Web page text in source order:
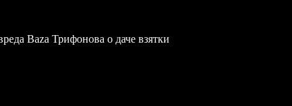
Baza Трифонова о даче взятки